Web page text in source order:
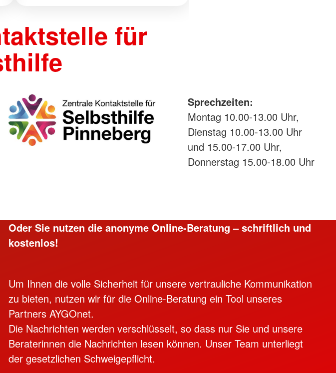
für
Sprechzeiten:
Montag 10.00-13.00 Uhr,
Dienstag 10.00-13.00 Uhr
und 15.00-17.00 Uhr,
Donnerstag 15.00-18.00 Uhr
Oder Sie nutzen die anonyme Online-Beratung – schriftlich und
kostenlos!
Um Ihnen die volle Sicherheit für unsere vertrauliche Kommunikation
zu bieten, nutzen wir für die Online-Beratung ein Tool unseres
Partners AYGOnet.
Die Nachrichten werden verschlüsselt, so dass nur Sie und unsere
Beraterinnen die Nachrichten lesen können. Unser Team unterliegt
der gesetzlichen Schweigepflicht.